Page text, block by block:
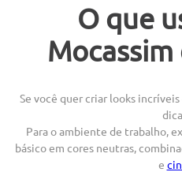
O que
Mocassim
Se você quer criar looks
Para o ambiente de trabalho,
básico em cores neutras,
e